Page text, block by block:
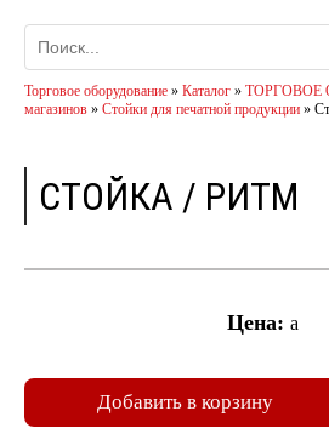
Торговое оборудование » Каталог » ТОРГОВОЕ
магазинов » Стойки для печатной продукции »
СТОЙКА / РИТМ
Цена: a
Добавить в корзину